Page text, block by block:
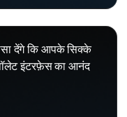
देंगे कि आपके सिक्के
इंटरफ़ेस का आनंद